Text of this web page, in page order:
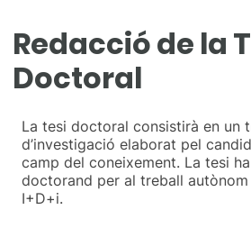
Redacció de la
Doctoral
La tesi doctoral consistirà en un
d’investigació elaborat pel
camp del coneixement. La tesi
doctorand per al treball autònom
I+D+i.